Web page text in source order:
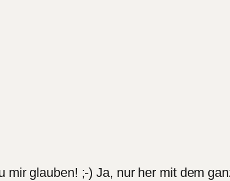
mir glauben! ;-) Ja, nur her mit dem